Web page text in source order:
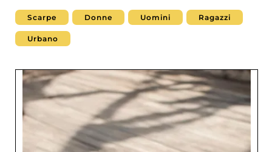
Scarpe Donne Uomini Ragazzi
Urbano